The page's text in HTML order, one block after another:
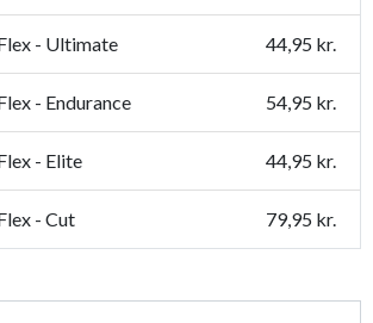
- Ultimate 44,95 kr.
- Endurance 54,95 kr.
- Elite 44,95 kr.
- Cut 79,95 kr.